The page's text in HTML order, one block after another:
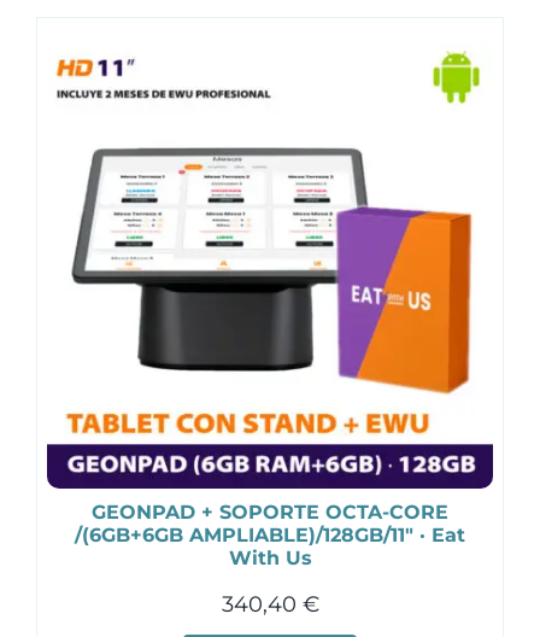
GEONPAD + SOPORTE OCTA-CORE
/(6GB+6GB AMPLIABLE)/128GB/11″ · Eat
With Us
340,40 €